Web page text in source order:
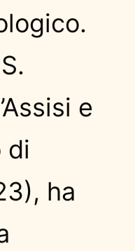
e
di
ha